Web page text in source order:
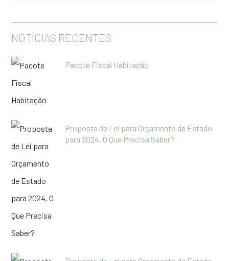
NOTÍCIAS RECENTES
Pacote Fiscal Habitação
Proposta de Lei para Orçamento de Estado
para 2024. O Que Precisa Saber?